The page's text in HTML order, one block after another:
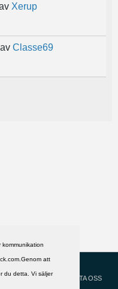
att
du detta. Vi säljer
Xerup
av Classe69
HJÄLP
KONTAKTA OSS